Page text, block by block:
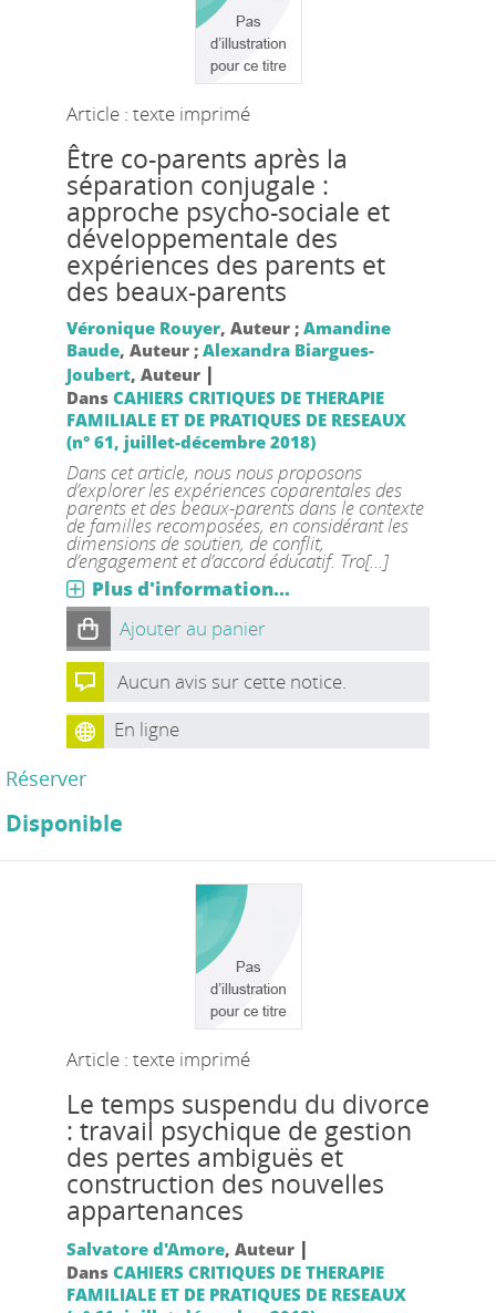
Article : texte imprimé
Être co-parents après la
séparation conjugale :
approche psycho-sociale et
développementale des
expériences des parents et
des beaux-parents
Véronique Rouyer, Auteur ; Amandine
Baude, Auteur ; Alexandra Biargues-
Joubert, Auteur |
Dans CAHIERS CRITIQUES DE THERAPIE
FAMILIALE ET DE PRATIQUES DE RESEAUX
(n° 61, juillet-décembre 2018)
Dans cet article, nous nous proposons
d’explorer les expériences coparentales des
parents et des beaux-parents dans le contexte
de familles recomposées, en considérant les
dimensions de soutien, de conflit,
d’engagement et d’accord éducatif. Tro[...]
Plus d'information...
Ajouter au panier
Aucun avis sur cette notice.
En ligne
Réserver
Disponible
Article : texte imprimé
Le temps suspendu du divorce
: travail psychique de gestion
des pertes ambiguës et
construction des nouvelles
appartenances
Salvatore d'Amore, Auteur |
Dans CAHIERS CRITIQUES DE THERAPIE
FAMILIALE ET DE PRATIQUES DE RESEAUX